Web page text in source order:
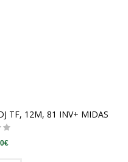
TF, 12M, 81 INV+ MIDAS